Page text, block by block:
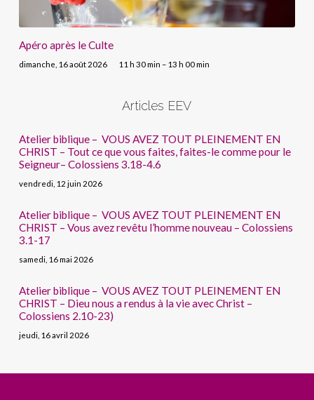
Apéro après le Culte
dimanche, 16 août 2026 11 h 30 min – 13 h 00 min
Articles EEV
Atelier biblique – VOUS AVEZ TOUT PLEINEMENT EN
CHRIST – Tout ce que vous faites, faites-le comme pour le
Seigneur– Colossiens 3.18-4.6
vendredi, 12 juin 2026
Atelier biblique – VOUS AVEZ TOUT PLEINEMENT EN
CHRIST – Vous avez revêtu l’homme nouveau – Colossiens
3.1-17
samedi, 16 mai 2026
Atelier biblique – VOUS AVEZ TOUT PLEINEMENT EN
CHRIST – Dieu nous a rendus à la vie avec Christ –
Colossiens 2.10-23)
jeudi, 16 avril 2026